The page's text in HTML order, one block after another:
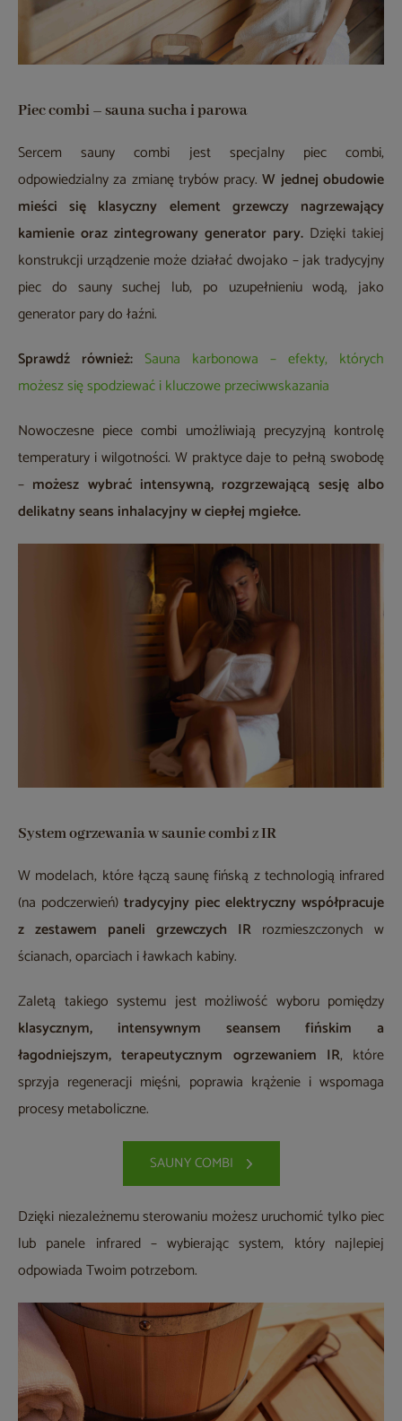
Piec combi – sauna sucha i parowa
Sercem sauny combi jest specjalny piec combi,
odpowiedzialny za zmianę trybów pracy.W jednej obudowie
mieści się klasyczny element grzewczy nagrzewający
kamienie oraz zintegrowany generator pary. Dzięki takiej
konstrukcji urządzenie może działać dwojako – jak tradycyjny
piec do sauny suchej lub, po uzupełnieniu wodą, jako
generator pary do łaźni.
Sprawdź również: Sauna karbonowa – efekty, których
możesz się spodziewać i kluczowe przeciwwskazania
Nowoczesne piece combi umożliwiają precyzyjną kontrolę
temperatury i wilgotności. W praktyce daje to pełną swobodę
– możesz wybrać intensywną, rozgrzewającą sesję albo
delikatny seans inhalacyjny w ciepłej mgiełce.
System ogrzewania w saunie combi z IR
W modelach, które łączą saunę fińską z technologią infrared
(na podczerwień) tradycyjny piec elektryczny współpracuje
z zestawem paneli grzewczych IR rozmieszczonych w
ścianach, oparciach i ławkach kabiny.
Zaletą takiego systemu jest możliwość wyboru pomiędzy
klasycznym, intensywnym seansem fińskim a
łagodniejszym, terapeutycznym ogrzewaniem IR, które
sprzyja regeneracji mięśni, poprawia krążenie i wspomaga
procesy metaboliczne.
SAUNY COMBI
Dzięki niezależnemu sterowaniu możesz uruchomić tylko piec
lub panele infrared – wybierając system, który najlepiej
odpowiada Twoim potrzebom.